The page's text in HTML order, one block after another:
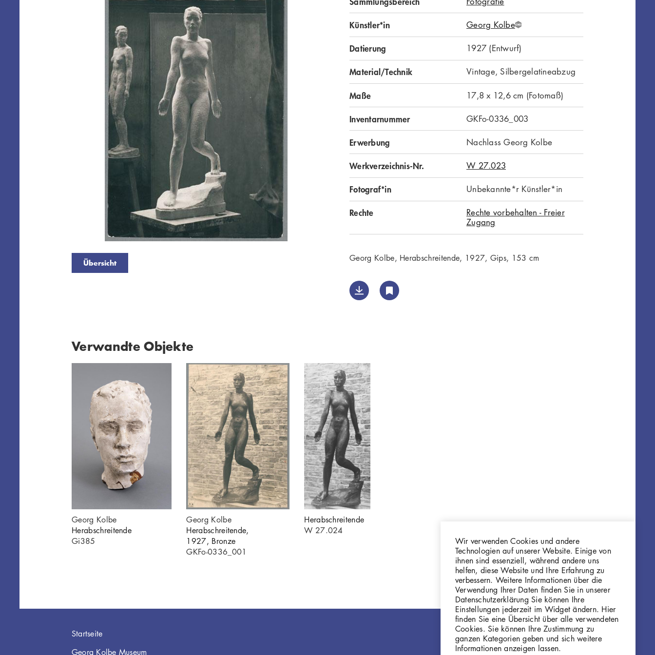
Übersicht
Künstler*in Georg KolbeG
N
D
Datierung 1927 (Entwurf)
Material/Technik Vintage, Silbergelatineabzug
Maße 17,8 x 12,6 cm (Fotomaß)
Inventarnummer GKFo-0336_003
Erwerbung Nachlass Georg Kolbe
Werkverzeichnis-Nr. W 27.023
Fotograf*in Unbekannte*r Künstler*in
Rechte
Rechte vorbehalten - Freier
Zugang
Georg Kolbe, Herabschreitende, 1927, Gips, 153 cm
Verwandte Objekte
Georg Kolbe
Herabschreitende
Gi385
Georg Kolbe
Herabschreitende,
1927, Bronze
GKFo-0336_001
Herabschreitende
W 27.024
Hauptnavigation
Startseite
Georg Kolbe Museum
Wir verwenden Cookies und andere
Technologien auf unserer Website. Einige von
ihnen sind essenziell, während andere uns
helfen, diese Website und Ihre Erfahrung zu
verbessern. Weitere Informationen über die
Verwendung Ihrer Daten finden Sie in unserer
Datenschutzerklärung Sie können Ihre
Einstellungen jederzeit im Widget ändern. Hier
finden Sie eine Übersicht über alle verwendeten
Cookies. Sie können Ihre Zustimmung zu
ganzen Kategorien geben und sich weitere
Informationen anzeigen lassen.